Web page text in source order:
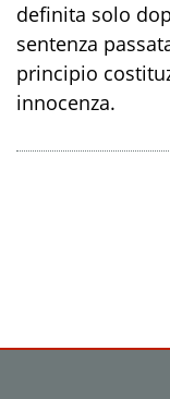
definita solo
sentenza
principio
innocenza.